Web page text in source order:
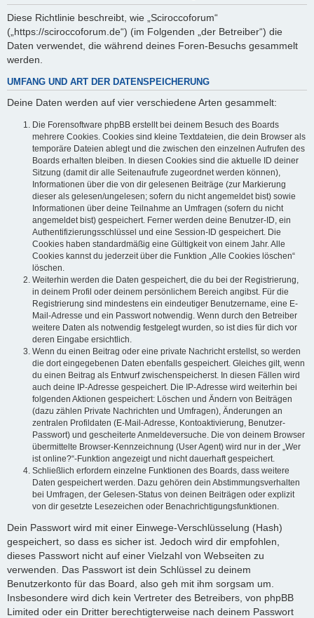
Diese Richtlinie beschreibt, wie „Sciroccoforum“
(„https://sciroccoforum.de“) (im Folgenden „der Betreiber“) die
Daten verwendet, die während deines Foren-Besuchs gesammelt
werden.
UMFANG UND ART DER DATENSPEICHERUNG
Deine Daten werden auf vier verschiedene Arten gesammelt:
Die Forensoftware phpBB erstellt bei deinem Besuch des Boards
mehrere Cookies. Cookies sind kleine Textdateien, die dein Browser als
temporäre Dateien ablegt und die zwischen den einzelnen Aufrufen des
Boards erhalten bleiben. In diesen Cookies sind die aktuelle ID deiner
Sitzung (damit dir alle Seitenaufrufe zugeordnet werden können),
Informationen über die von dir gelesenen Beiträge (zur Markierung
dieser als gelesen/ungelesen; sofern du nicht angemeldet bist) sowie
Informationen über deine Teilnahme an Umfragen (sofern du nicht
angemeldet bist) gespeichert. Ferner werden deine Benutzer-ID, ein
Authentifizierungsschlüssel und eine Session-ID gespeichert. Die
Cookies haben standardmäßig eine Gültigkeit von einem Jahr. Alle
Cookies kannst du jederzeit über die Funktion „Alle Cookies löschen“
löschen.
Weiterhin werden die Daten gespeichert, die du bei der Registrierung,
in deinem Profil oder deinem persönlichem Bereich angibst. Für die
Registrierung sind mindestens ein eindeutiger Benutzername, eine E-
Mail-Adresse und ein Passwort notwendig. Wenn durch den Betreiber
weitere Daten als notwendig festgelegt wurden, so ist dies für dich vor
deren Eingabe ersichtlich.
Wenn du einen Beitrag oder eine private Nachricht erstellst, so werden
die dort eingegebenen Daten ebenfalls gespeichert. Gleiches gilt, wenn
du einen Beitrag als Entwurf zwischenspeicherst. In diesen Fällen wird
auch deine IP-Adresse gespeichert. Die IP-Adresse wird weiterhin bei
folgenden Aktionen gespeichert: Löschen und Ändern von Beiträgen
(dazu zählen Private Nachrichten und Umfragen), Änderungen an
zentralen Profildaten (E-Mail-Adresse, Kontoaktivierung, Benutzer-
Passwort) und gescheiterte Anmeldeversuche. Die von deinem Browser
übermittelte Browser-Kennzeichnung (User Agent) wird nur in der „Wer
ist online?“-Funktion angezeigt und nicht dauerhaft gespeichert.
Schließlich erfordern einzelne Funktionen des Boards, dass weitere
Daten gespeichert werden. Dazu gehören dein Abstimmungsverhalten
bei Umfragen, der Gelesen-Status von deinen Beiträgen oder explizit
von dir gesetzte Lesezeichen oder Benachrichtigungsfunktionen.
Dein Passwort wird mit einer Einwege-Verschlüsselung (Hash)
gespeichert, so dass es sicher ist. Jedoch wird dir empfohlen,
dieses Passwort nicht auf einer Vielzahl von Webseiten zu
verwenden. Das Passwort ist dein Schlüssel zu deinem
Benutzerkonto für das Board, also geh mit ihm sorgsam um.
Insbesondere wird dich kein Vertreter des Betreibers, von phpBB
Limited oder ein Dritter berechtigterweise nach deinem Passwort